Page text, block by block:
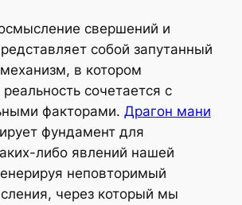
свершений и
собой запутанный
в котором
сочетается с
факторами. Драгон мани
фундамент для
либо явлений нашей
неповторимый
через который мы